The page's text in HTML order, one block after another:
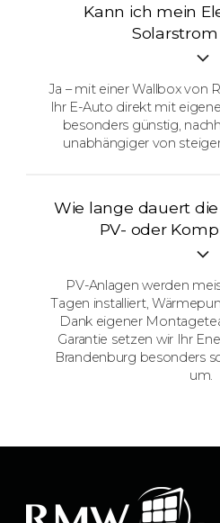
Kann ich mein
Ja – mit einer Wallbox von
Ihr E-Auto direkt mit
besonders günstig,
unabhängiger von
Wie lange dauert
PV- oder
PV-Anlagen werden
Tagen installiert,
Dank eigener
Garantie setzen wir Ihr
Brandenburg besonders
um.